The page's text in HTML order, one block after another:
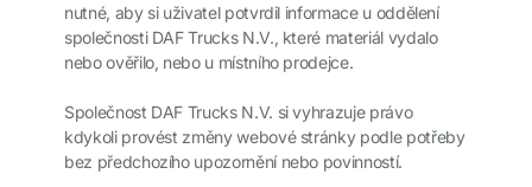
nutné, aby si uživatel potvrdil informace u oddělení
společnosti DAF Trucks N.V., které materiál vydalo
nebo ověřilo, nebo u místního prodejce.
Společnost DAF Trucks N.V. si vyhrazuje právo
kdykoli provést změny webové stránky podle potřeby
bez předchozího upozornění nebo povinností.